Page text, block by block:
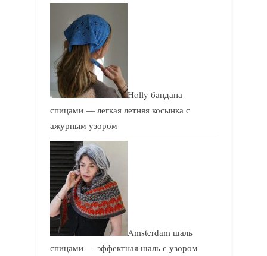
Holly бандана
спицами — легкая летняя косынка с
ажурным узором
Amsterdam шаль
спицами — эффектная шаль с узором